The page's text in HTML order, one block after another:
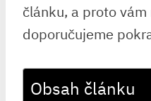
článku, a proto vám
doporučujeme
Obsah článku